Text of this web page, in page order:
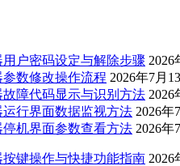
户密码设定与解除步骤 2026
数修改操作流程 2026年7月
障代码显示与识别方法 2026
行界面数据监视方法 2026年
机界面参数查看方法 2026年
键操作与快捷功能指南 2026